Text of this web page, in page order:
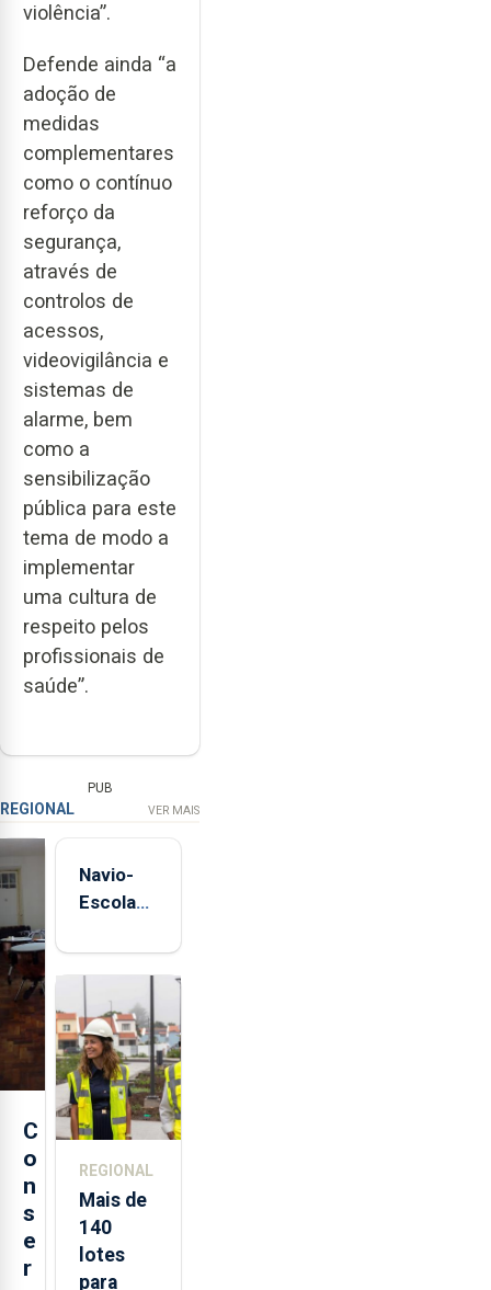
violência”.
Defende ainda “a
adoção de
medidas
complementares
como o contínuo
reforço da
segurança,
através de
controlos de
acessos,
videovigilância e
sistemas de
alarme, bem
como a
sensibilização
pública para este
tema de modo a
implementar
uma cultura de
respeito pelos
profissionais de
saúde”.
PUB
REGIONAL VER MAIS
C
o
n
s
e
r
Navio-
Escola
está de
aos
Açores
REGIONAL
Mais de
140
lotes
para